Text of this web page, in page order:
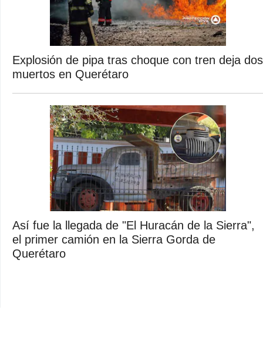
Explosión de pipa tras choque con tren deja dos
muertos en Querétaro
Así fue la llegada de "El Huracán de la Sierra",
el primer camión en la Sierra Gorda de
Querétaro